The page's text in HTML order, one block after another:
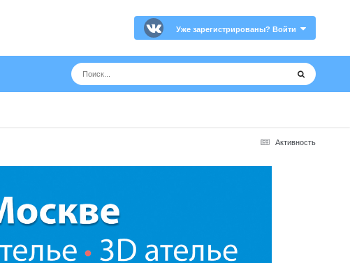
Уже зарегистрированы? Войти
Активность